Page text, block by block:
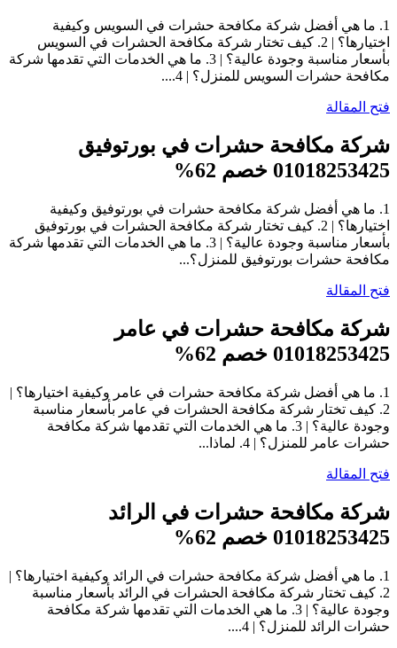
1. ما هي أفضل شركة مكافحة حشرات في السويس وكيفية
اختيارها؟ | 2. كيف تختار شركة مكافحة الحشرات في السويس
بأسعار مناسبة وجودة عالية؟ | 3. ما هي الخدمات التي تقدمها شركة
مكافحة حشرات السويس للمنزل؟ | 4....
فتح المقالة
شركة مكافحة حشرات في بورتوفيق
01018253425 خصم 62%
1. ما هي أفضل شركة مكافحة حشرات في بورتوفيق وكيفية
اختيارها؟ | 2. كيف تختار شركة مكافحة الحشرات في بورتوفيق
بأسعار مناسبة وجودة عالية؟ | 3. ما هي الخدمات التي تقدمها شركة
مكافحة حشرات بورتوفيق للمنزل؟...
فتح المقالة
شركة مكافحة حشرات في عامر
01018253425 خصم 62%
1. ما هي أفضل شركة مكافحة حشرات في عامر وكيفية اختيارها؟ |
2. كيف تختار شركة مكافحة الحشرات في عامر بأسعار مناسبة
وجودة عالية؟ | 3. ما هي الخدمات التي تقدمها شركة مكافحة
حشرات عامر للمنزل؟ | 4. لماذا...
فتح المقالة
شركة مكافحة حشرات في الرائد
01018253425 خصم 62%
1. ما هي أفضل شركة مكافحة حشرات في الرائد وكيفية اختيارها؟ |
2. كيف تختار شركة مكافحة الحشرات في الرائد بأسعار مناسبة
وجودة عالية؟ | 3. ما هي الخدمات التي تقدمها شركة مكافحة
حشرات الرائد للمنزل؟ | 4....